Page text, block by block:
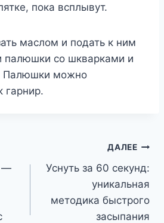
пока всплывут.
маслом и подать к ним
палюшки со шкварками и
Палюшки можно
гарнир.
—
ДАЛЕЕ
Уснуть за 60 секунд:
уникальная
методика быстрого
засыпания